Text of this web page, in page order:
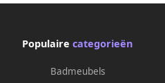
Populaire categorieën
Badmeubels